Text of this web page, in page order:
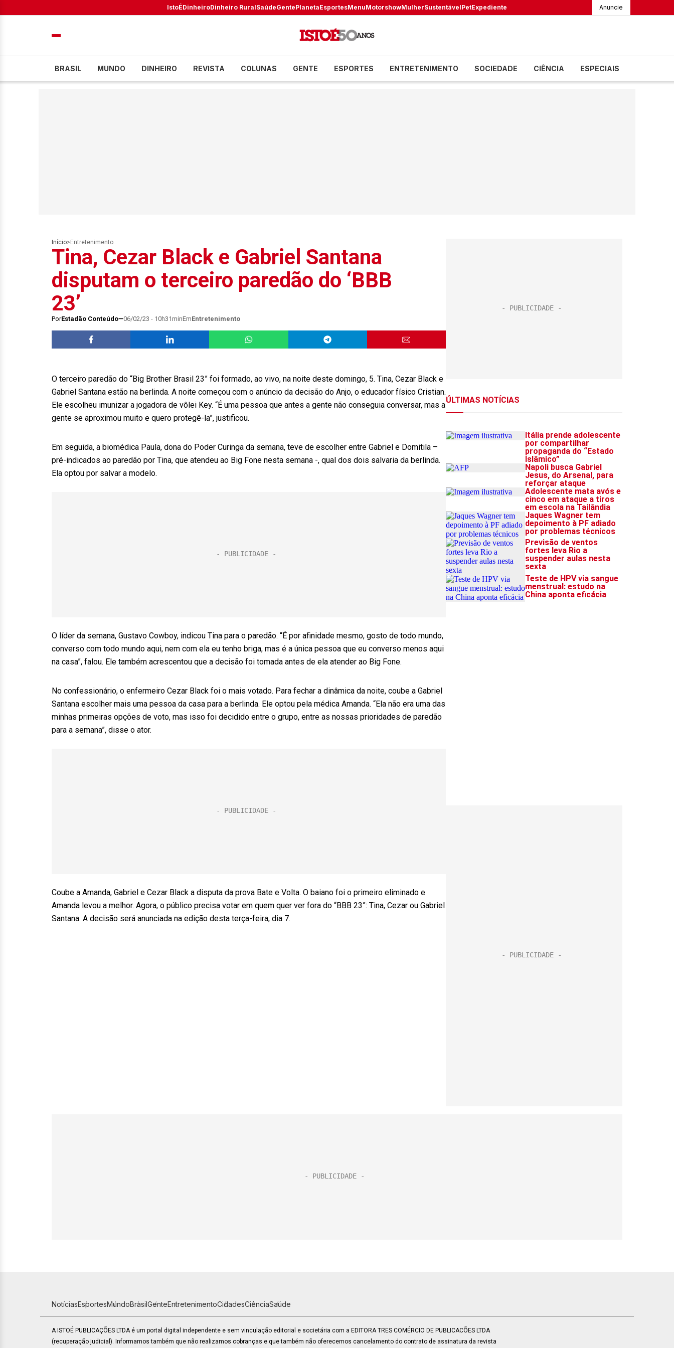
IstoÉDinheiroDinheiro RuralSaúdeGentePlanetaEsportesMenuMotorshowMulherSustentávelPetExpediente Anuncie
BRASIL MUNDO DINHEIRO REVISTA COLUNAS GENTE ESPORTES ENTRETENIMENTO SOCIEDADE CIÊNCIA ESPECIAIS
Início> Entretenimento
Tina, Cezar Black e Gabriel Santana
disputam o terceiro paredão do ‘BBB
23’
PorEstadão Conteúdo 06/02/23 - 10h31minEmEntretenimento
O terceiro paredão do “Big Brother Brasil 23” foi formado, ao vivo, na noite deste domingo, 5. Tina, Cezar Black e
Gabriel Santana estão na berlinda. A noite começou com o anúncio da decisão do Anjo, o educador físico Cristian.
Ele escolheu imunizar a jogadora de vôlei Key. “É uma pessoa que antes a gente não conseguia conversar, mas a
gente se aproximou muito e quero protegê-la”, justificou.
Em seguida, a biomédica Paula, dona do Poder Curinga da semana, teve de escolher entre Gabriel e Domitila –
pré-indicados ao paredão por Tina, que atendeu ao Big Fone nesta semana -, qual dos dois salvaria da berlinda.
Ela optou por salvar a modelo.
O líder da semana, Gustavo Cowboy, indicou Tina para o paredão. “É por afinidade mesmo, gosto de todo mundo,
converso com todo mundo aqui, nem com ela eu tenho briga, mas é a única pessoa que eu converso menos aqui
na casa”, falou. Ele também acrescentou que a decisão foi tomada antes de ela atender ao Big Fone.
No confessionário, o enfermeiro Cezar Black foi o mais votado. Para fechar a dinâmica da noite, coube a Gabriel
Santana escolher mais uma pessoa da casa para a berlinda. Ele optou pela médica Amanda. “Ela não era uma das
minhas primeiras opções de voto, mas isso foi decidido entre o grupo, entre as nossas prioridades de paredão
para a semana”, disse o ator.
Coube a Amanda, Gabriel e Cezar Black a disputa da prova Bate e Volta. O baiano foi o primeiro eliminado e
Amanda levou a melhor. Agora, o público precisa votar em quem quer ver fora do “BBB 23”: Tina, Cezar ou Gabriel
Santana. A decisão será anunciada na edição desta terça-feira, dia 7.
NotíciasEsportesMundoBrasilGenteEntretenimentoCidadesCiênciaSaúde
A ISTOÉ PUBLICAÇÕES LTDA é um portal digital independente e sem vinculação editorial e societária com a EDITORA TRES COMÉRCIO DE PUBLICACÕES LTDA
(recuperação judicial). Informamos também que não realizamos cobranças e que também não oferecemos cancelamento do contrato de assinatura da revista